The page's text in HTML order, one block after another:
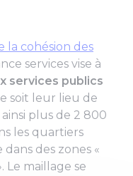
la cohésion des
services vise à
services publics
soit leur lieu de
plus de 2 800
les quartiers
des zones «
Le maillage se